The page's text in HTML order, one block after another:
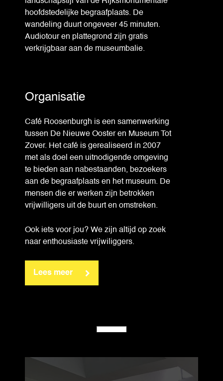
hoofdstedelijke begraafplaats. De
wandeling duurt ongeveer 45 minuten.
Audiotour en plattegrond zijn gratis
verkrijgbaar aan de museumbalie.
Organisatie
Café Roosenburgh is een samenwerking
tussen De Nieuwe Ooster en Museum Tot
Zover. Het café is gerealiseerd in 2007
met als doel een uitnodigende omgeving
te bieden aan nabestaanden, bezoekers
aan de begraafplaats en het museum. De
mensen die er werken zijn betrokken
vrijwilligers uit de buurt en omstreken.
Ook iets voor jou? We zijn altijd op zoek
naar enthousiaste vrijwiliggers.
Lees meer